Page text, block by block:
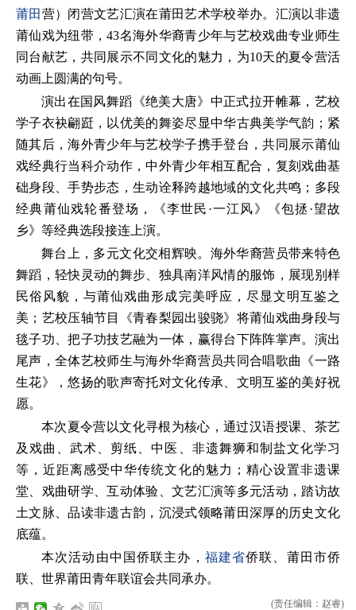
莆田 营）闭营文艺汇演在莆田艺术学校举办。汇演以非遗
莆仙戏为纽带，43名海外华裔青少年与艺校戏曲专业师生
同台献艺，共同展示不同文化的魅力，为10天的夏令营活
动画上圆满的句号。
演出在国风舞蹈《绝美大唐》中正式拉开帷幕，艺校
学子衣袂翩跹，以优美的舞姿尽显中华古典美学气韵；紧
随其后，海外青少年与艺校学子携手登台，共同展示莆仙
戏经典行当科介动作，中外青少年相互配合，复刻戏曲基
础身段、手势步态，生动诠释跨越地域的文化共鸣；多段
经典莆仙戏轮番登场，《李世民·一江风》《包拯·望故
乡》等经典选段接连上演。
舞台上，多元文化交相辉映。海外华裔营员带来特色
舞蹈，轻快灵动的舞步、独具南洋风情的服饰，展现别样
民俗风貌，与莆仙戏曲形成完美呼应，尽显文明互鉴之
美；艺校压轴节目《青春梨园出骏骁》将莆仙戏曲身段与
毯子功、把子功技艺融为一体，赢得台下阵阵掌声。演出
尾声，全体艺校师生与海外华裔营员共同合唱歌曲《一路
生花》，悠扬的歌声寄托对文化传承、文明互鉴的美好祝
愿。
本次夏令营以文化寻根为核心，通过汉语授课、茶艺
及戏曲、武术、剪纸、中医、非遗舞狮和制盐文化学习
等，近距离感受中华传统文化的魅力；精心设置非遗课
堂、戏曲研学、互动体验、文艺汇演等多元活动，踏访故
土文脉、品读非遗古韵，沉浸式领略莆田深厚的历史文化
底蕴。
本次活动由中国侨联主办， 福建省侨联、莆田市侨
联、世界莆田青年联谊会共同承办。
(责任编辑：赵睿)